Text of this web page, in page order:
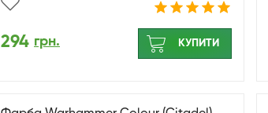
294 грн. КУПИТИ